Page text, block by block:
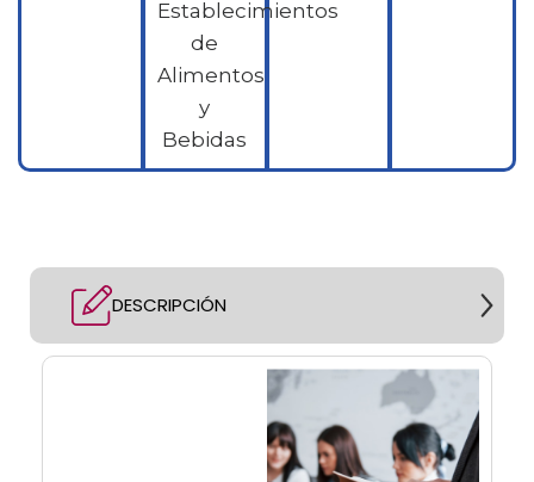
Establecimientos
de
Alimentos
y
Bebidas
DESCRIPCIÓN